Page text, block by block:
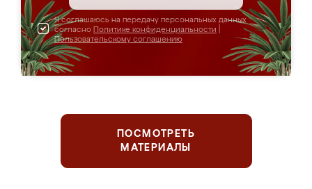
Я соглашаюсь на передачу персональных данных
согласно Политике конфиденциальности
Пользовательскому соглашению
ПОСМОТРЕТЬ
МАТЕРИАЛЫ